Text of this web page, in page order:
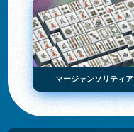
マージャンソリティア